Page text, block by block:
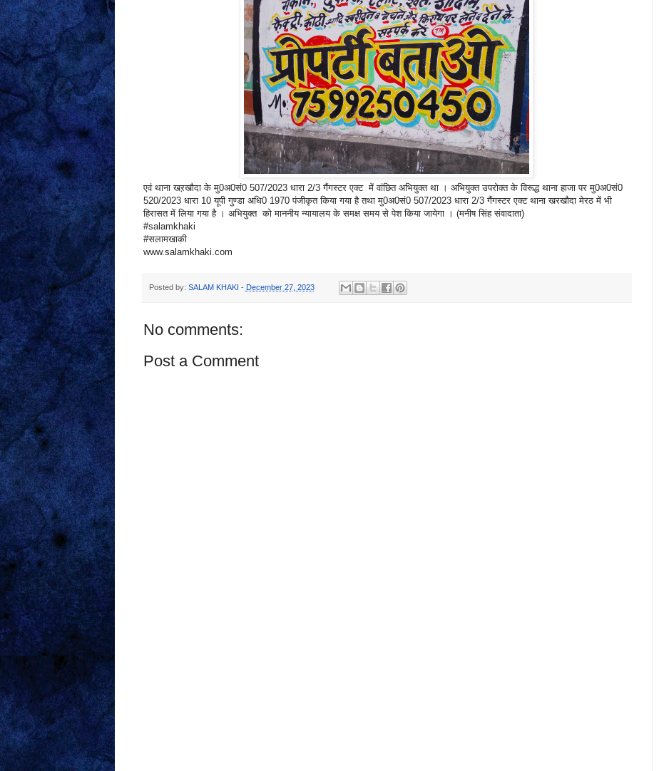
एवं थाना खऱखौदा के मु0अ0सं0 507/2023 धारा 2/3 गैंगस्टर एक्ट में वांछित अभियुक्त था । अभियुक्त उपरोक्त के विरूद्ध थाना हाजा पर मु0अ0सं0
520/2023 धारा 10 यूपी गुण्डा अधि0 1970 पंजीकृत किया गया है तथा मु0अ0सं0 507/2023 धारा 2/3 गैंगस्टर एक्ट थाना खरखौदा मेरठ में भी
हिरासत में लिया गया है । अभियुक्त को माननीय न्यायालय के समक्ष समय से पेश किया जायेगा । (मनीष सिंह संवादाता)
#salamkhaki
#सलामखाकी
www.salamkhaki.com
Posted by: SALAM KHAKI - December 27, 2023
No comments:
Post a Comment